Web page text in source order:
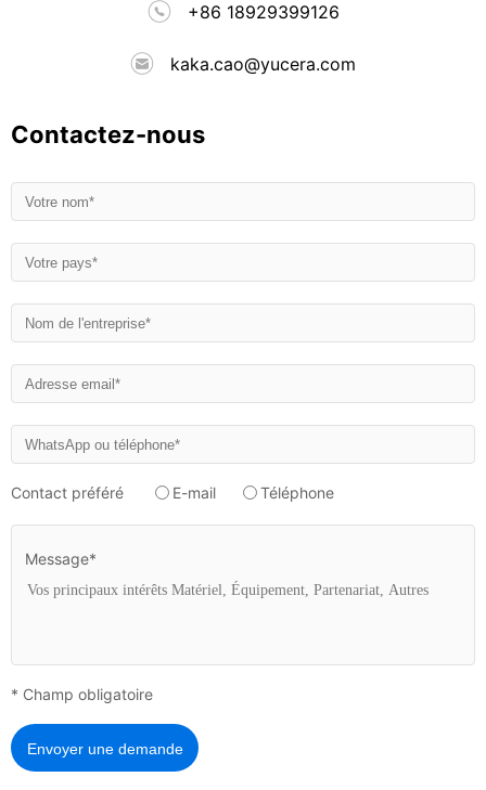
+86 18929399126
kaka.cao@yucera.com
Contactez-nous
Contact préféré E-mail Téléphone
Message*
* Champ obligatoire
Envoyer une demande